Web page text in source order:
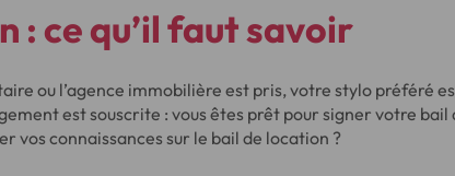
: ce qu’il faut savoir
ou l’agence immobilière est pris, votre stylo préféré
est souscrite : vous êtes prêt pour signer votre bail
vos connaissances sur le bail de location ?